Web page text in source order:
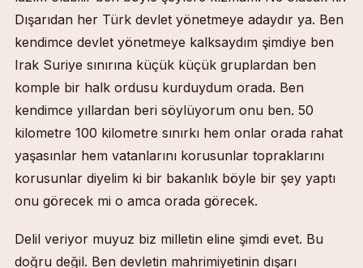
Dışarıdan her Türk devlet yönetmeye adaydır ya. Ben
kendimce devlet yönetmeye kalksaydım şimdiye ben
Irak Suriye sınırına küçük küçük gruplardan ben
komple bir halk ordusu kurduydum orada. Ben
kendimce yıllardan beri söylüyorum onu ben. 50
kilometre 100 kilometre sınırkı hem onlar orada rahat
yaşasınlar hem vatanlarını korusunlar topraklarını
korusunlar diyelim ki bir bakanlık böyle bir şey yaptı
onu görecek mi o amca orada görecek.
Delil veriyor muyuz biz milletin eline şimdi evet. Bu
doğru değil. Ben devletin mahrimiyetinin dışarı